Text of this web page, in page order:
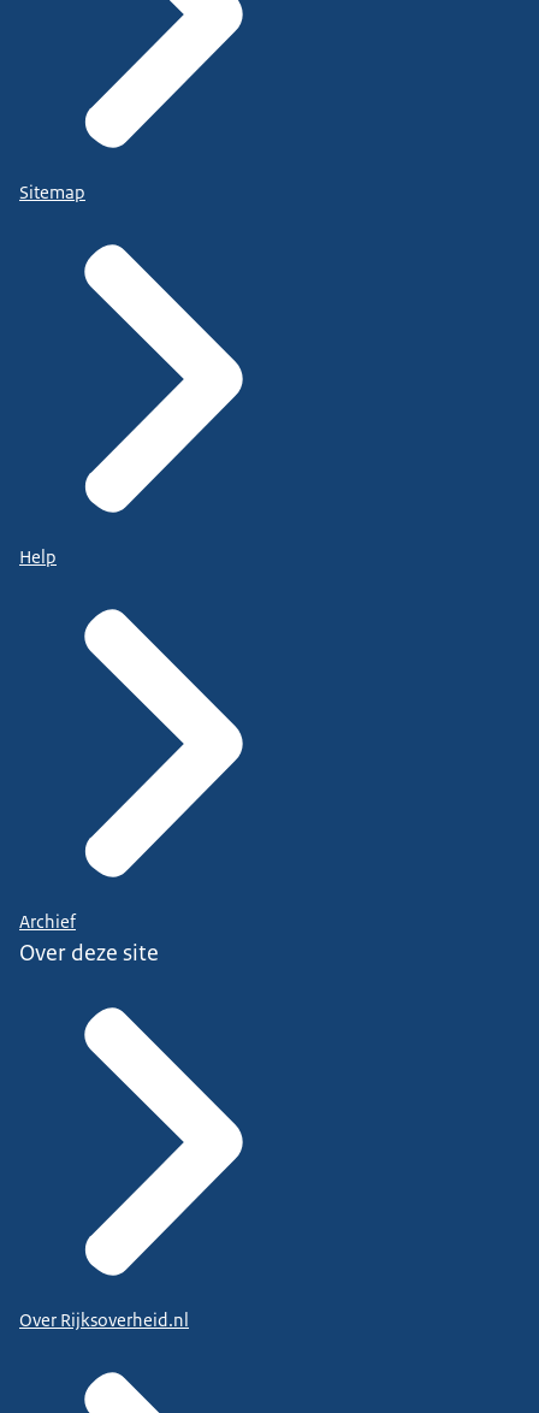
Sitemap
Help
Archief
Over deze site
Over Rijksoverheid.nl